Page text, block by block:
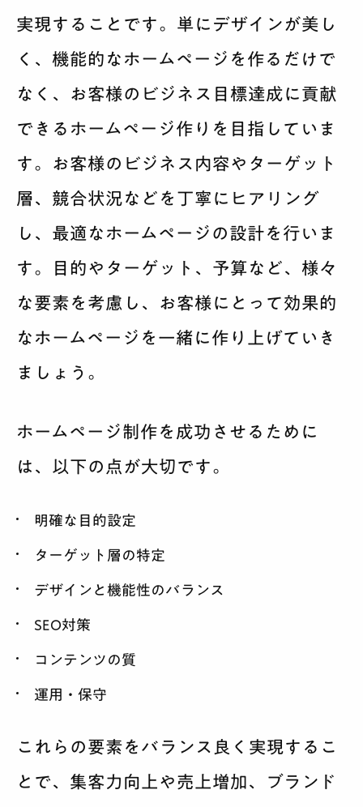
実現することです。単にデザインが美し
く、機能的なホームページを作るだけで
なく、お客様のビジネス目標達成に貢献
できるホームページ作りを目指していま
す。お客様のビジネス内容やターゲット
層、競合状況などを丁寧にヒアリング
し、最適なホームページの設計を行いま
す。目的やターゲット、予算など、様々
な要素を考慮し、お客様にとって効果的
なホームページを一緒に作り上げていき
ましょう。
ホームページ制作を成功させるために
は、以下の点が大切です。
明確な目的設定
ターゲット層の特定
デザインと機能性のバランス
SEO対策
コンテンツの質
運用・保守
これらの要素をバランス良く実現するこ
とで、集客力向上や売上増加、ブランド